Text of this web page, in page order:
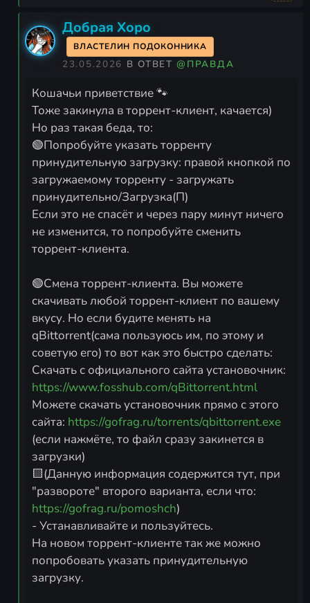
Добрая Хоро
ВЛАСТЕЛИН ПОДОКОННИКА
23.05.2026 В ОТВЕТ@ПРАВДА
Кошачьи приветствие 🐾
Тоже закинула в торрент-клиент, качается)
Но раз такая беда, то:
🟢Попробуйте указать торренту
принудительную загрузку: правой кнопкой по
загружаемому торренту - загружать
принудительно/Загрузка(П)
Если это не спасёт и через пару минут ничего
не изменится, то попробуйте сменить
торрент-клиента.
🟢Смена торрент-клиента. Вы можете
скачивать любой торрент-клиент по вашему
вкусу. Но если будите менять на
qBittorrent(сама пользуюсь им, по этому и
советую его) то вот как это быстро сделать:
Скачать с официального сайта установочник:
https://www.fosshub.com/qBittorrent.html
Можете скачать установочник прямо с этого
сайта: https://gofrag.ru/torrents/qbittorrent.exe
(если нажмёте, то файл сразу закинется в
загрузки)
🟨(Данную информация содержится тут, при
"развороте" второго варианта, если что:
https://gofrag.ru/pomoshch)
- Устанавливайте и пользуйтесь.
На новом торрент-клиенте так же можно
попробовать указать принудительную
загрузку.